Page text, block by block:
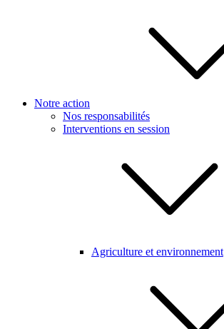
Notre action
Nos responsabilités
Interventions en session
Agriculture et environnement